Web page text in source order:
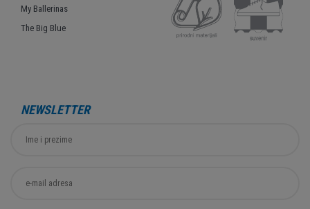
My Ballerinas
The Big Blue
NEWSLETTER